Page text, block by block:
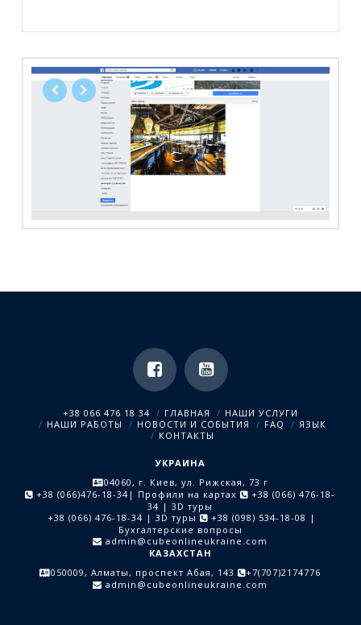
+38 066 476 18 34 ГЛАВНАЯ
НАШИ УСЛУГИ
НАШИ РАБОТЫ
НОВОСТИ И СОБЫТИЯ FAQ
ЯЗЫК
КОНТАКТЫ
УКРАИНА
04060, г. Киев, ул. Рижская, 73 г
+38 (066)476-18-34 | Профили на картах
+38 (066) 476-18-
34 | 3D туры
+38 (066) 476-18-34 | 3D туры +38 (098) 534-18-08 |
Бухгалтерские вопросы
admin@cubeonlineukraine.com
КАЗАХСТАН
050009, Алматы, проспект Абая, 143
+7(707)2174776
admin@cubeonlineukraine.com